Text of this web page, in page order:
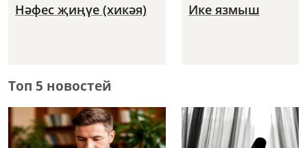
Нәфес җиңүе (хикәя) Ике язмыш
Топ 5 новостей